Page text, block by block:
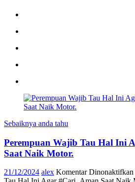
Sebaiknya anda tahu
Perempuan Wajib Tau Hal Ini
Saat Naik Motor.
21/12/2024 alex Komentar Dinonaktifkan